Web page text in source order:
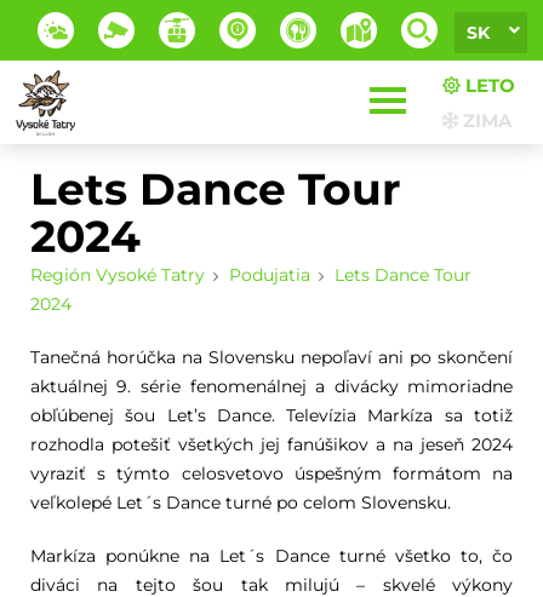
SK
LETO
ZIMA
Lets Dance Tour
2024
Región Vysoké Tatry Podujatia
Lets Dance Tour
2024
Tanečná horúčka na Slovensku nepoľaví ani po skončení
aktuálnej 9. série fenomenálnej a divácky mimoriadne
obľúbenej šou Let’s Dance. Televízia Markíza sa totiž
rozhodla potešiť všetkých jej fanúšikov a na jeseň 2024
vyraziť s týmto celosvetovo úspešným formátom na
veľkolepé Let´s Dance turné po celom Slovensku.
Markíza ponúkne na Let´s Dance turné všetko to, čo
diváci na tejto šou tak milujú – skvelé výkony